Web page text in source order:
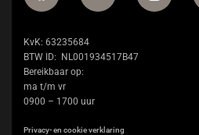
KvK: 63235684
BTW ID: NL001934517B47
Bereikbaar op:
ma t/m vr
0900 – 1700 uur
Privacy- en cookie verklaring